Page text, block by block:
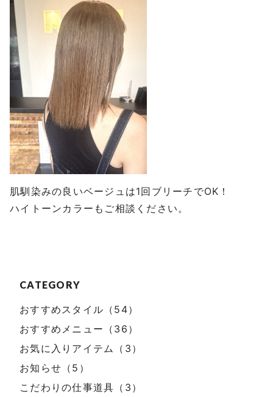
CATEGORY
おすすめスタイル（54）
おすすめメニュー（36）
お気に入りアイテム（3）
お知らせ（5）
こだわりの仕事道具（3）
肌馴染みの良いベージュは1回ブリーチでOK！
ハイトーンカラーもご相談ください。